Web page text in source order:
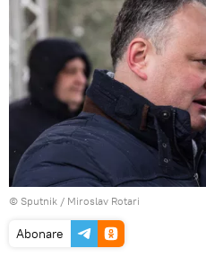
© Sputnik / Miroslav Rotari
Abonare